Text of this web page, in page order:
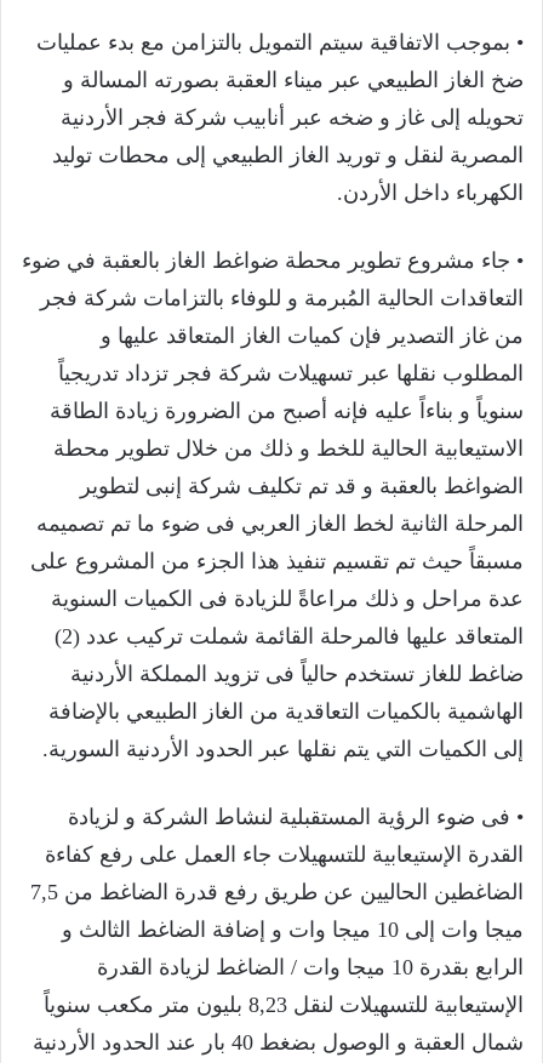
• بموجب الاتفاقية سيتم التمويل بالتزامن مع بدء عمليات
ضخ الغاز الطبيعي عبر ميناء العقبة بصورته المسالة و
تحويله إلى غاز و ضخه عبر أنابيب شركة فجر الأردنية
المصرية لنقل و توريد الغاز الطبيعي إلى محطات توليد
الكهرباء داخل الأردن.
• جاء مشروع تطوير محطة ضواغط الغاز بالعقبة في ضوء
التعاقدات الحالية المُبرمة و للوفاء بالتزامات شركة فجر
من غاز التصدير فإن كميات الغاز المتعاقد عليها و
المطلوب نقلها عبر تسهيلات شركة فجر تزداد تدريجياً
سنوياً و بناءاً عليه فإنه أصبح من الضرورة زيادة الطاقة
الاستيعابية الحالية للخط و ذلك من خلال تطوير محطة
الضواغط بالعقبة و قد تم تكليف شركة إنبى لتطوير
المرحلة الثانية لخط الغاز العربي فى ضوء ما تم تصميمه
مسبقاً حيث تم تقسيم تنفيذ هذا الجزء من المشروع على
عدة مراحل و ذلك مراعاةً للزيادة فى الكميات السنوية
المتعاقد عليها فالمرحلة القائمة شملت تركيب عدد (2)
ضاغط للغاز تستخدم حالياً فى تزويد المملكة الأردنية
الهاشمية بالكميات التعاقدية من الغاز الطبيعي بالإضافة
إلى الكميات التي يتم نقلها عبر الحدود الأردنية السورية.
• فى ضوء الرؤية المستقبلية لنشاط الشركة و لزيادة
القدرة الإستيعابية للتسهيلات جاء العمل على رفع كفاءة
الضاغطين الحاليين عن طريق رفع قدرة الضاغط من 7,5
ميجا وات إلى 10 ميجا وات و إضافة الضاغط الثالث و
الرابع بقدرة 10 ميجا وات / الضاغط لزيادة القدرة
الإستيعابية للتسهيلات لنقل 8,23 بليون متر مكعب سنوياً
شمال العقبة و الوصول بضغط 40 بار عند الحدود الأردنية